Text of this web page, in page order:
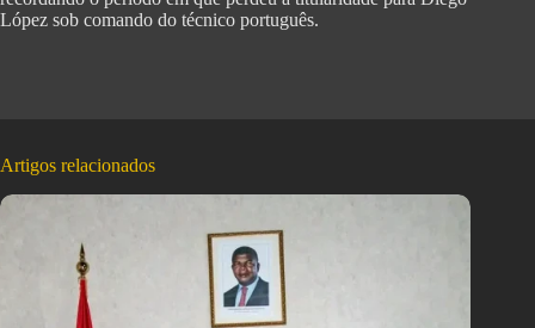
López sob comando do técnico português.
Artigos relacionados